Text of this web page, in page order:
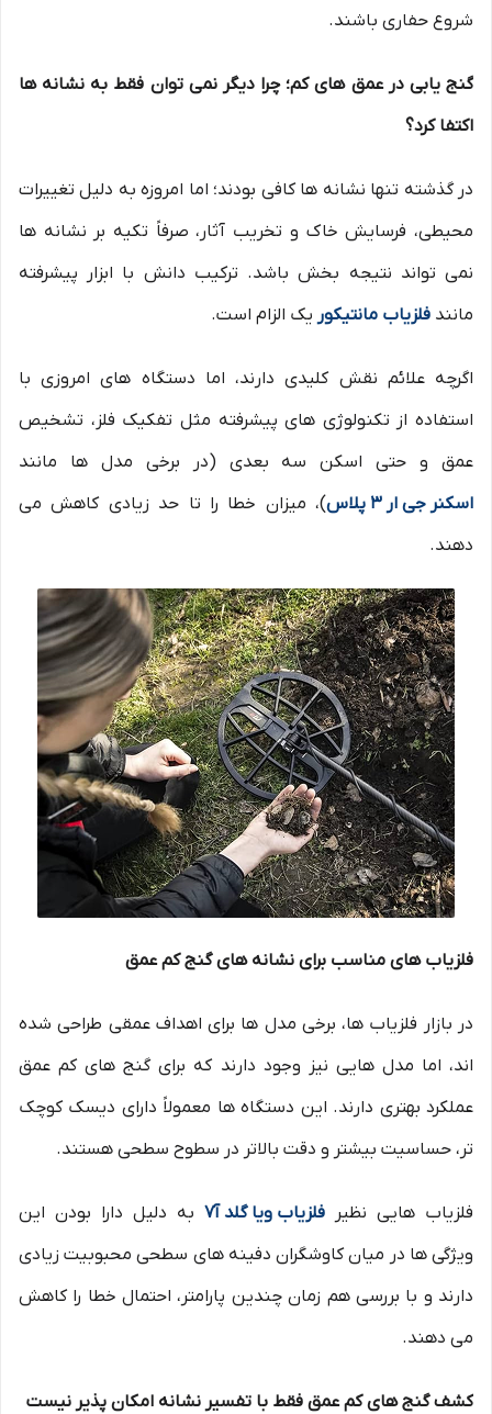
شروع حفاری باشند.
گنج یابی در عمق های کم؛ چرا دیگر نمی توان فقط به نشانه ها
اکتفا کرد؟
در گذشته تنها نشانه ها کافی بودند؛ اما امروزه به دلیل تغییرات
محیطی، فرسایش خاک و تخریب آثار، صرفاً تکیه بر نشانه ها
نمی تواند نتیجه بخش باشد. ترکیب دانش با ابزار پیشرفته
مانند فلزیاب مانتیکور یک الزام است.
اگرچه علائم نقش کلیدی دارند، اما دستگاه های امروزی با
استفاده از تکنولوژی های پیشرفته مثل تفکیک فلز، تشخیص
عمق و حتی اسکن سه بعدی (در برخی مدل ها مانند
اسکنر جی ار 3 پلاس
)، میزان خطا را تا حد زیادی کاهش می
دهند.
فلزیاب های مناسب برای نشانه های گنج کم عمق
در بازار فلزیاب ها، برخی مدل ها برای اهداف عمقی طراحی شده
اند، اما مدل هایی نیز وجود دارند که برای گنج های کم عمق
عملکرد بهتری دارند. این دستگاه ها معمولاً دارای دیسک کوچک
تر، حساسیت بیشتر و دقت بالاتر در سطوح سطحی هستند.
فلزیاب هایی نظیر فلزیاب ویا گلد آ7
به دلیل دارا بودن این
ویژگی ها در میان کاوشگران دفینه های سطحی محبوبیت زیادی
دارند و با بررسی هم زمان چندین پارامتر، احتمال خطا را کاهش
می دهند.
کشف گنج های کم عمق فقط با تفسیر نشانه امکان پذیر نیست